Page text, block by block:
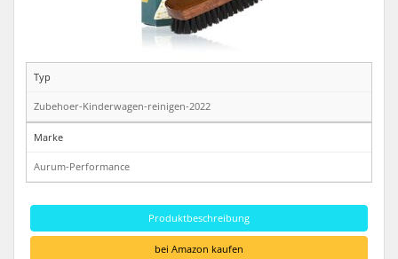
Typ
Zubehoer-Kinderwagen-reinigen-2022
Marke
Aurum-Performance
Produktbeschreibung
bei Amazon kaufen